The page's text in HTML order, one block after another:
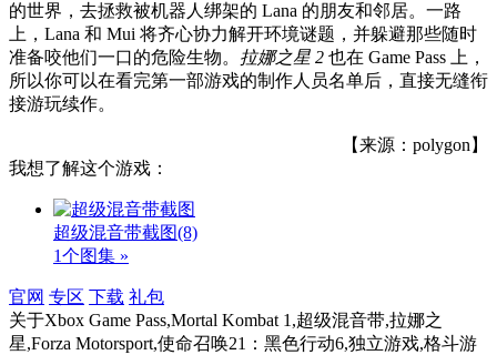
的世界，去拯救被机器人绑架的 Lana 的朋友和邻居。一路
上，Lana 和 Mui 将齐心协力解开环境谜题，并躲避那些随时
准备咬他们一口的危险生物。 拉娜之星 2 也在 Game Pass 上，
所以你可以在看完第一部游戏的制作人员名单后，直接无缝衔
接游玩续作。
【来源：polygon】
我想了解这个游戏：
超级混音带截图(8)
1个图集 »
官网 专区 下载 礼包
关于Xbox Game Pass,Mortal Kombat 1,超级混音带,拉娜之
星,Forza Motorsport,使命召唤21：黑色行动6,独立游戏,格斗游